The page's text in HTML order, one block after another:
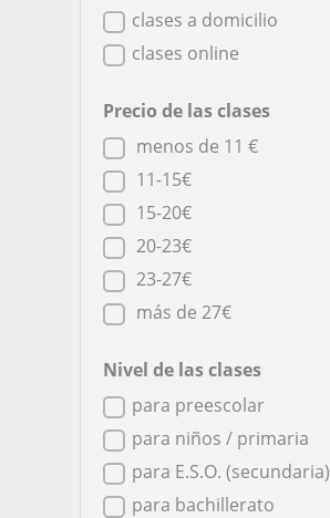
clases a domicilio
clases online
Precio de las clases
menos de 11 €
11-15€
15-20€
20-23€
23-27€
más de 27€
Nivel de las clases
para preescolar
para niños / primaria
para E.S.O. (secundaria)
para bachillerato